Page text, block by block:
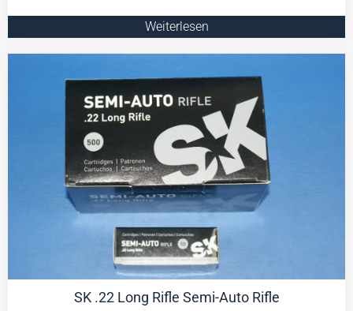
Weiterlesen
SK .22 Long Rifle Semi-Auto Rifle